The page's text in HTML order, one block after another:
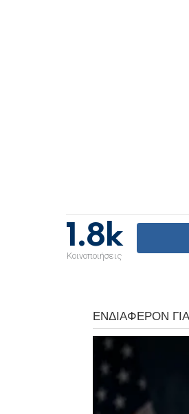
1.8k
Κοινοποιήσεις